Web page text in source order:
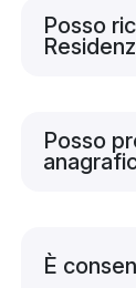
Posso
Posso
È